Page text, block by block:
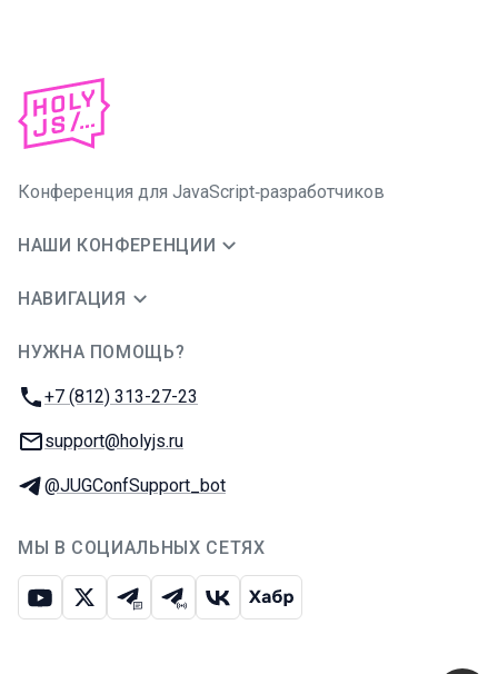
Конференция для JavaScript‑разработчиков
НАШИ КОНФЕРЕНЦИИ
НАВИГАЦИЯ
НУЖНА ПОМОЩЬ?
Телефон:
+7 (812) 313-27-23
E-mail:
support@holyjs.ru
Телеграм:
@JUGConfSupport_bot
МЫ В СОЦИАЛЬНЫХ СЕТЯХ
ЮтубИкс Телеграм-чат
Телеграм-канал
ВКонтакте
Хабр